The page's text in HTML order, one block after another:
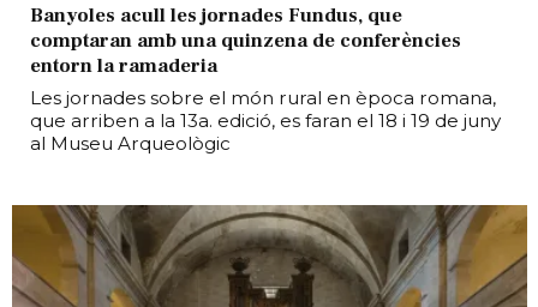
Banyoles acull les jornades Fundus, que
comptaran amb una quinzena de conferències
entorn la ramaderia
Les jornades sobre el món rural en època romana,
que arriben a la 13a. edició, es faran el 18 i 19 de juny
al Museu Arqueològic